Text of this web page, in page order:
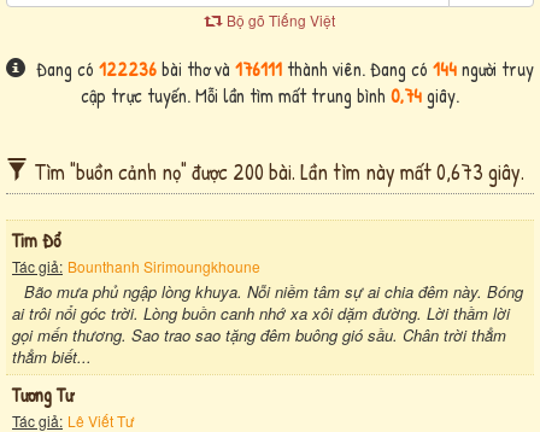
Bộ gõ Tiếng Việt
Đang có 122236bài thơ và 176111 thành viên. Đang có 144người truy
cập trực tuyến. Mỗi lần tìm mất trung bình 0,74giây.
Tìm "buồn cảnh nọ" được 200 bài. Lần tìm này mất 0,673 giây.
Tim Đổ
Tác giả: Bounthanh Sirimoungkhoune
Bão mưa phủ ngập lòng khuya. Nỗi niềm tâm sự ai chia đêm này. Bóng
ai trôi nổi góc trời. Lòng buồn canh nhớ xa xôi dặm đường. Lời thầm lời
gọi mến thương. Sao trao sao tặng đêm buông gió sầu. Chân trời thẳm
thẳm biết...
Tương Tư
Tác giả: Lê Viết Tư